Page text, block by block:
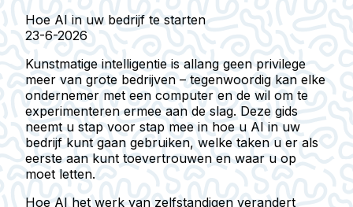
Hoe AI in uw bedrijf te starten
23-6-2026
Kunstmatige intelligentie is allang geen privilege
meer van grote bedrijven – tegenwoordig kan elke
ondernemer met een computer en de wil om te
experimenteren ermee aan de slag. Deze gids
neemt u stap voor stap mee in hoe u AI in uw
bedrijf kunt gaan gebruiken, welke taken u er als
eerste aan kunt toevertrouwen en waar u op
moet letten.
Hoe AI het werk van zelfstandigen verandert